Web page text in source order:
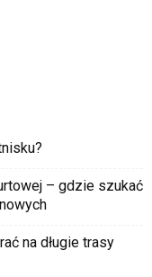
– gdzie szukać
na długie trasy